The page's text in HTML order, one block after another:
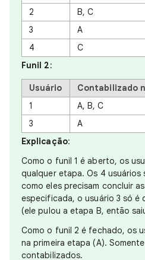
2
B, C
3
A
4
C
Funil 2:
Usuário
Contabilizado
1
A, B, C
3
A
Explicação:
Como o funil 1 é aberto, os
qualquer etapa. Os 4
como eles precisam concluir
especificada, o usuário 3 só
(ele pulou a etapa B, então
Como o funil 2 é fechado, os
na primeira etapa (A).
contabilizados.